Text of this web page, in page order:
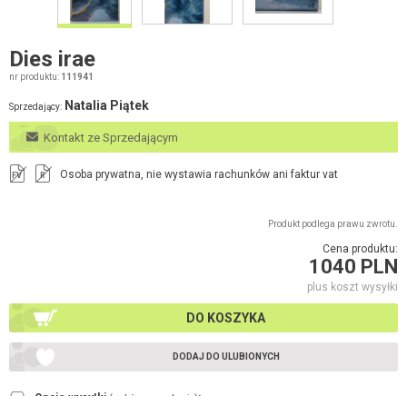
Dies irae
nr produktu: 111941
Sprzedający: Natalia Piątek
Kontakt ze Sprzedającym
FV R Osoba prywatna, nie wystawia rachunków ani faktur vat
Produkt podlega prawu zwrotu.
Cena produktu:
1040 PLN
plus koszt wysyłki
DO KOSZYKA
DODAJ DO ULUBIONYCH